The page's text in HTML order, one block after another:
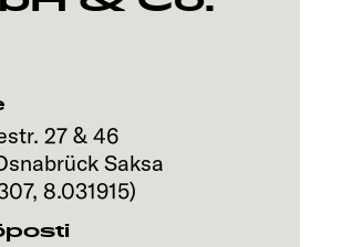
27 & 46
Saksa
, 8.031915)